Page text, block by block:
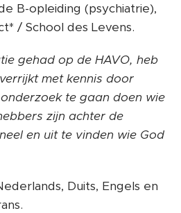
B-opleiding (psychiatrie),
/ School des Levens.
gehad op de HAVO, heb
met kennis door
te gaan doen wie
zijn achter de
en uit te vinden wie God
Duits, Engels en